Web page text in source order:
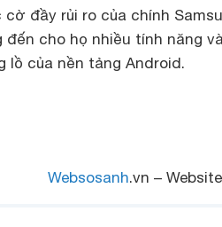
cờ đầy rủi ro của chính
đến cho họ nhiều tính năng
lồ của nền tảng Android.
Websosanh.vn –